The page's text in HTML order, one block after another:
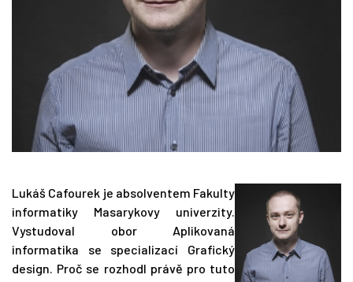
Lukáš Cafourek je absolventem Fakulty
informatiky Masarykovy univerzity.
Vystudoval obor Aplikovaná
informatika se specializací Grafický
design. Proč se rozhodl právě pro tuto